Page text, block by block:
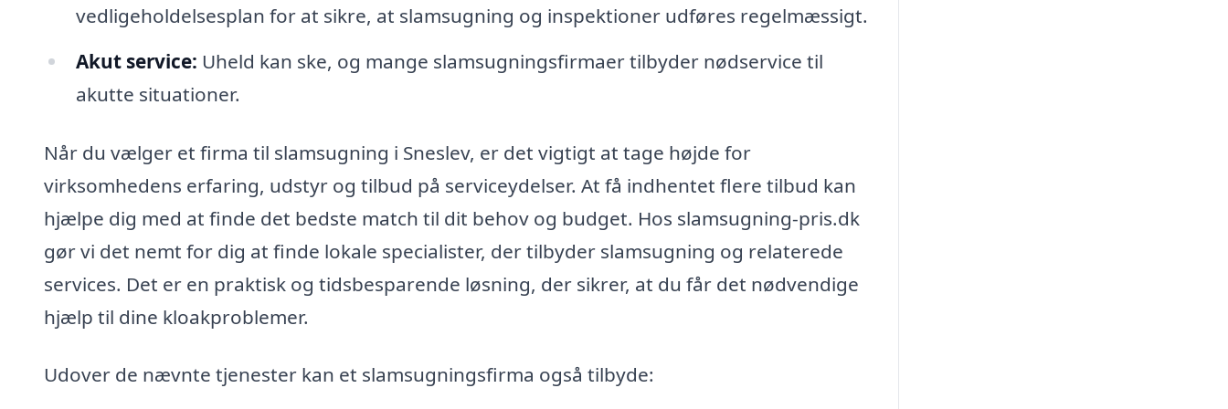
vedligeholdelsesplan for at sikre, at slamsugning og inspektioner udføres regelmæssigt.
Akut service: Uheld kan ske, og mange slamsugningsfirmaer tilbyder nødservice til
akutte situationer.
Når du vælger et firma til slamsugning i Sneslev, er det vigtigt at tage højde for
virksomhedens erfaring, udstyr og tilbud på serviceydelser. At få indhentet flere tilbud kan
hjælpe dig med at finde det bedste match til dit behov og budget. Hos slamsugning-pris.dk
gør vi det nemt for dig at finde lokale specialister, der tilbyder slamsugning og relaterede
services. Det er en praktisk og tidsbesparende løsning, der sikrer, at du får det nødvendige
hjælp til dine kloakproblemer.
Udover de nævnte tjenester kan et slamsugningsfirma også tilbyde: